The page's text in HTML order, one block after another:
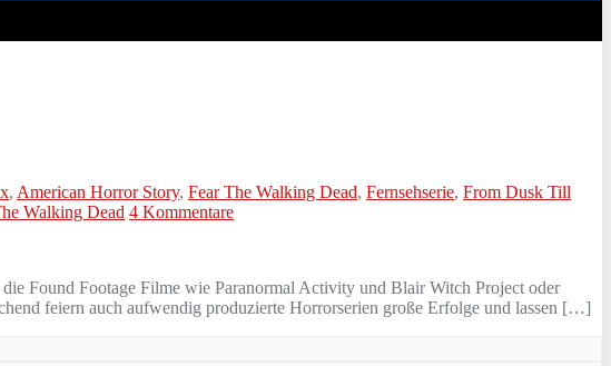
, American Horror Story, Fear The Walking Dead, Fernsehserie, From Dusk Till
Walking Dead 4 Kommentare
Found Footage Filme wie Paranormal Activity und Blair Witch Project oder
feiern auch aufwendig produzierte Horrorserien große Erfolge und lassen […]